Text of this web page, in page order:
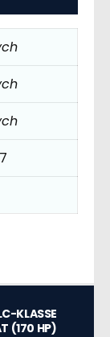
KLASSE
(170 HP)